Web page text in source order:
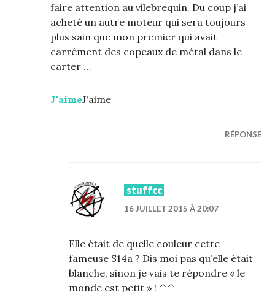
faire attention au vilebrequin. Du coup j’ai
acheté un autre moteur qui sera toujours
plus sain que mon premier qui avait
carrément des copeaux de métal dans le
carter …
J'aimeJ'aime
RÉPONSE
stuffcc
16 JUILLET 2015 À 20:07
Elle était de quelle couleur cette
fameuse S14a ? Dis moi pas qu’elle était
blanche, sinon je vais te répondre « le
monde est petit » ! ^^